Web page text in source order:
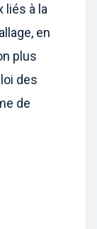
liés à la
en
plus
des
de